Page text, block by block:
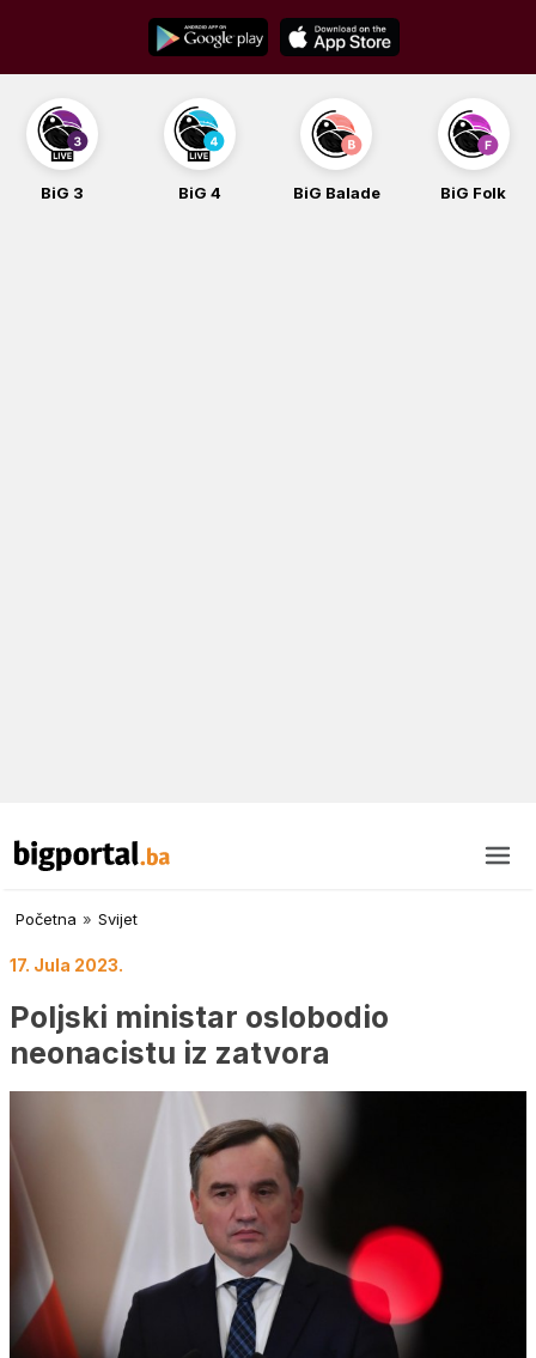
content
BiG 3 BiG 4 BiG Balade BiG Folk
Početna » Svijet
17. Jula 2023.
Poljski ministar oslobodio
neonacistu iz zatvora